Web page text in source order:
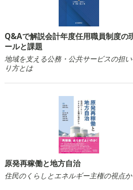
Q&Aで解説会計年度任用職員制度の
ールと課題
地域を支える公務・公共サービスの担
り方とは
原発再稼働と地方自治
住民のくらしとエネルギー主権の視点